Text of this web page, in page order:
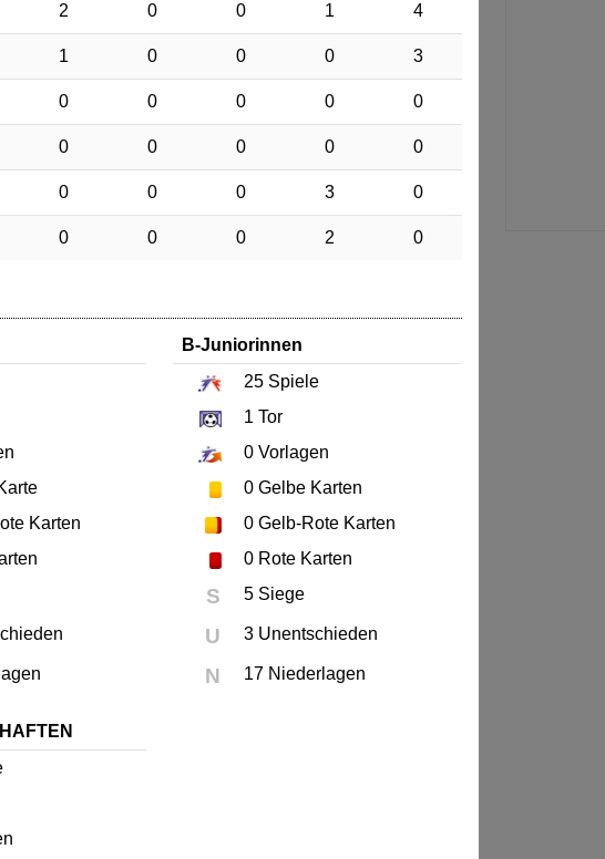
2 0 0 1 4
1 0 0 0 3
0 0 0 0 0
0 0 0 0 0
0 0 0 3 0
0 0 0 2 0
Karten
B-Juniorinnen
25 Spiele
1 Tor
0 Vorlagen
0 Gelbe Karten
0 Gelb-Rote Karten
0 Rote Karten
S 5 Siege
U 3 Unentschieden
N 17 Niederlagen